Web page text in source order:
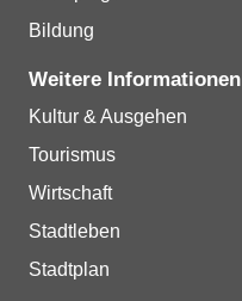
Bildung
Weitere Informationen
Kultur & Ausgehen
Tourismus
Wirtschaft
Stadtleben
Stadtplan